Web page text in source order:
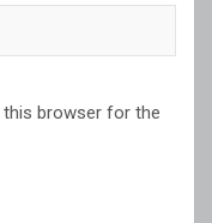
this browser for the